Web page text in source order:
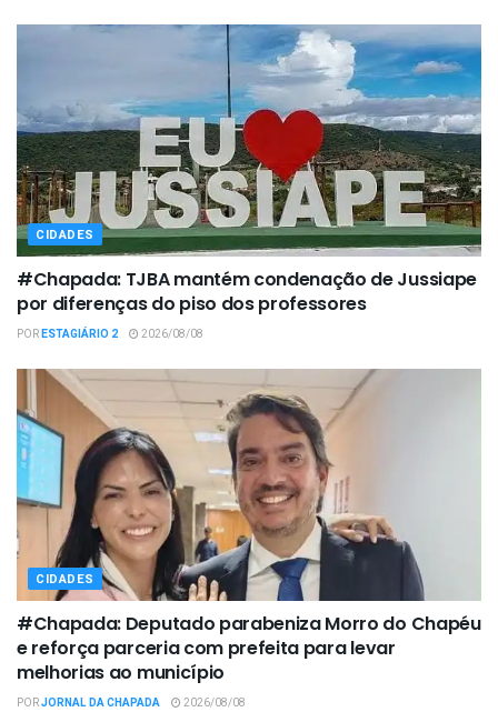
CIDADES
#Chapada: TJBA mantém condenação de Jussiape
por diferenças do piso dos professores
PORESTAGIÁRIO 2 2026/08/08
CIDADES
#Chapada: Deputado parabeniza Morro do Chapéu
e reforça parceria com prefeita para levar
melhorias ao município
PORJORNAL DA CHAPADA 2026/08/08